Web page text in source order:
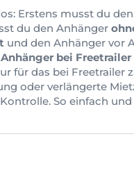
Erstens musst du den
du den Anhänger
und den Anhänger vor
bei
für das bei Freetrailer
oder verlängerte
So einfach